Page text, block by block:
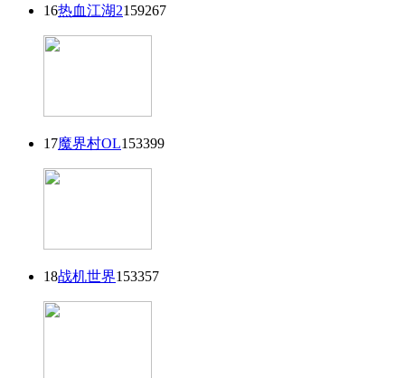
16热血江湖2159267
17魔界村OL153399
18战机世界153357